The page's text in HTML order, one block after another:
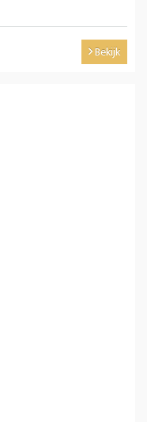
Bekijk